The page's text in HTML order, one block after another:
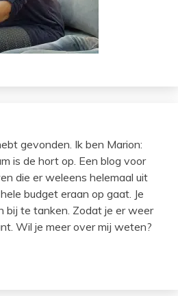
gevonden. Ik ben Marion:
is de hort op. Een blog voor
die er weleens helemaal uit
budget eraan op gaat. Je
bij te tanken. Zodat je er weer
Wil je meer over mij weten?